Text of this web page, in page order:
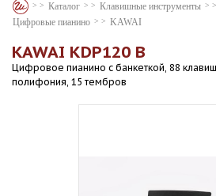
Каталог Клавишные инструменты
Цифровые пианино
KAWAI
KAWAI KDP120 B
Цифровое пианино с банкеткой, 88
полифония, 15 тембров